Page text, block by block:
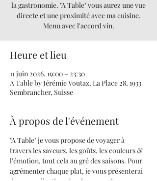
la gastronomie. "A Table" vous aurez une vue
directe et une proximité avec ma cuisine.
Menu avec l'accord vin.
Heure et lieu
11 juin 2026, 19:00 – 23:30
A Table by Jérémie Voutaz, La Place 28, 1933
Sembrancher, Suisse
À propos de l'événement
"A Table" je vous propose de voyager à
travers les saveurs, les goûts, les couleurs &
l'émotion, tout cela au gré des saisons. Pour
agrémenter chaque plat, je vous présenterai